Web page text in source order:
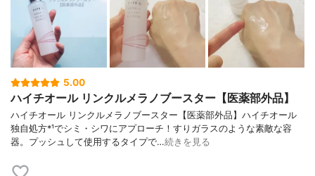
5.00
ハイチオール リンクルメラノブースター【医薬部外品】
ハイチオール リンクルメラノブースター【医薬部外品】ハイチオール
独自処方*¹でシミ・シワにアプローチ！すりガラスのような素敵な容
器。プッシュして使用するタイプで…続きを見る